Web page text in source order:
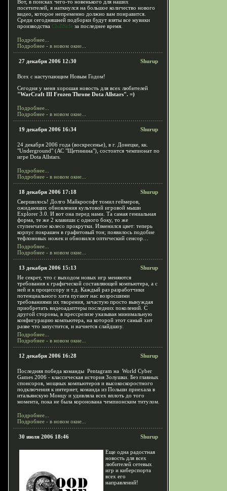
Вот, в поисках чего-то новенького для наших
посетителей, я наткнулся на большое количество нового
видео, которое непременно должно вам понравится.
Среди сегодняшней подборки будут взяты все мувики
производства ChillSide за последнее время.
Подробнее...
Подробнее - в новом окне...
27 декабря 2006 12:30 Shurup
Всех с наступающим Новым Годом!
Сегодня у меня хорошая новость для всех любителей
"WarCraft III Frozen Throne Dota Allstars". =)
Подробнее...
Подробнее - в новом окне...
19 декабря 2006 16:34 Shurup
24 декабря 2006 года (воскресенье), в г. Донецке, кк.
"Underground" (АС "Щетинина"), состоится чемпионат по
игре Dota Allstars.
Подробнее...
Подробнее - в новом окне...
18 декабря 2006 17:18
Shurup
Свершилось! Долго Майкрософт томил геймеров,
ожидающих обновления культовой игровой мыши
Explorer 3.0. И вот она перед нами. Та самая гениальная
форма, те же 2 клавиши с одного боку, то же
ступенчатое колесо прокрутки. Изменился цвет: теперь
корпус покрашен в графитовый тон; появилось подобие
тефлоновых ножек и обновился оптический сенсор…
Подробнее...
Подробнее - в новом окне...
13 декабря 2006 15:13
Shurup
Не секрет, что с выходом новых игр меняются
требования к графической составляющей компьютера, а с
ней и к процессору и т.д. Каждый раз разработчики
потенциального хита пугают нас возросшими
требованиями их творения, зачастую просто вынуждая
приобретать видеоадаптеры последних поколений. С
другой стороны, в прессрелизе указывая минимальную
конфигурацию компьютера, на которой этот самый хит
разве что запустится, и начнется слайдшоу.
Подробнее...
Подробнее - в новом окне...
12 декабря 2006 16:28 Shurup
Последняя победа команды Pentagram на World Cyber
Games 2006 - классическая история Золушки. Без главных
спонсоров, мощных компьютеров и высокоскоростного
подключения к интернет, команда из Польши приехала в
итальянскую Монцу и удивляла всех вплоть до того
момента, пока не была коронована чемпионским титулом.
Подробнее...
Подробнее - в новом окне...
30 июля 2006 18:46 Shurup
Еще одна радостная
новость для всех
любителей сетевых
игр и киберспорта
всех его
направлений!